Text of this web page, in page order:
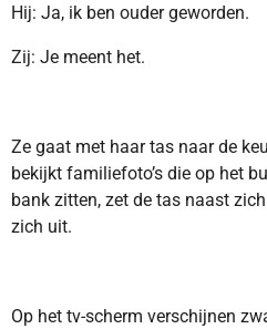
Hij: Ja, ik ben ouder geworden.
Zij: Je meent het.
Ze gaat met haar tas naar de
bekijkt familiefoto’s die op het
bank zitten, zet de tas naast
zich uit.
Op het tv-scherm verschijnen